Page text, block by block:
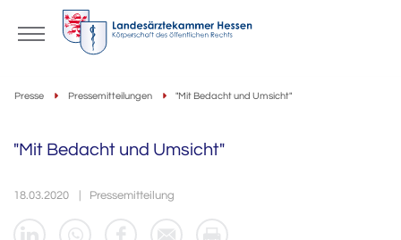
Presse Pressemitteilungen "Mit Bedacht und Umsicht"
"Mit Bedacht und Umsicht"
18.03.2020 Pressemitteilung